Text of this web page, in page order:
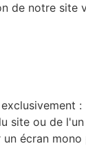
notre site
:
site ou de
écran